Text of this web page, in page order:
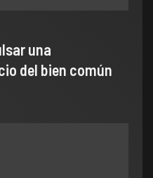
una
del bien común